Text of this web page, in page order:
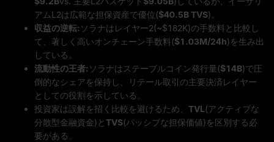
アムL2は広範な担保資産で優位($40.5B TVS)。
収益の逆転:ソラナはレイヤー2(~$182K)の手数料と比較し
て、著しく高いオンチェーン手数料($1.03M/24h)を生み出
している。
流動性の王者:ソラナはステーブルコイン発行量($14B)で圧
倒的なシェアを保持し、リテール取引の主要決済レイヤー
としての役割を示している。
投資家は誤解を招く比較を避けるため、 TVL(アクティブな
分散型金融資金)とTVS(パッシブな担保価値)を区別する必
要がある。